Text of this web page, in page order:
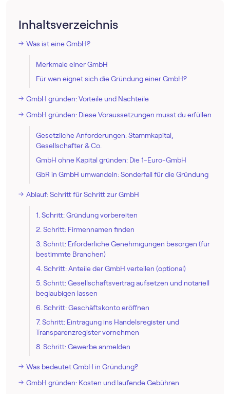
Inhaltsverzeichnis
Was ist eine GmbH?
Merkmale einer GmbH
Für wen eignet sich die Gründung einer GmbH?
GmbH gründen: Vorteile und Nachteile
GmbH gründen: Diese Voraussetzungen musst du erfüllen
Gesetzliche Anforderungen: Stammkapital,
Gesellschafter & Co.
GmbH ohne Kapital gründen: Die 1-Euro-GmbH
GbR in GmbH umwandeln: Sonderfall für die Gründung
Ablauf: Schritt für Schritt zur GmbH
1. Schritt: Gründung vorbereiten
2. Schritt: Firmennamen finden
3. Schritt: Erforderliche Genehmigungen besorgen (für
bestimmte Branchen)
4. Schritt: Anteile der GmbH verteilen (optional)
5. Schritt: Gesellschaftsvertrag aufsetzen und notariell
beglaubigen lassen
6. Schritt: Geschäftskonto eröffnen
7. Schritt: Eintragung ins Handelsregister und
Transparenzregister vornehmen
8. Schritt: Gewerbe anmelden
Was bedeutet GmbH in Gründung?
GmbH gründen: Kosten und laufende Gebühren